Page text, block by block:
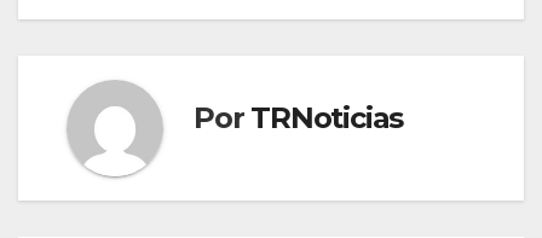
Por TRNoticias